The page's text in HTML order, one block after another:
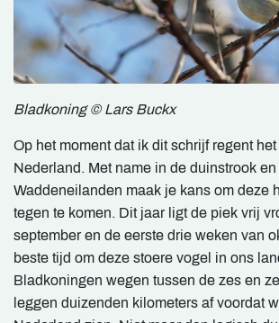
Bladkoning © Lars Buckx
Op het moment dat ik dit schrijf regent
Nederland. Met name in de duinstrook
Waddeneilanden maak je kans om deze
tegen te komen. Dit jaar ligt de piek vrij
september en de eerste drie weken van
beste tijd om deze stoere vogel in ons
Bladkoningen wegen tussen de zes en
leggen duizenden kilometers af voordat